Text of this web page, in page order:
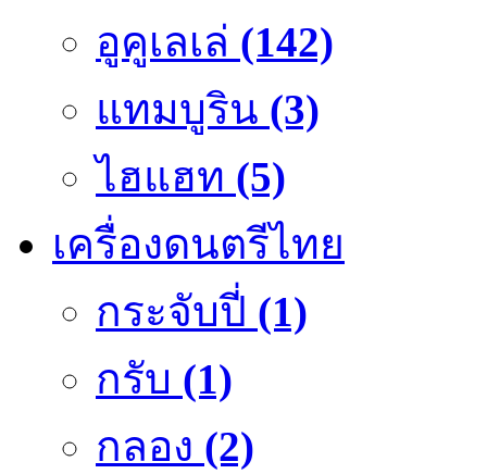
อูคูเลเล่ (142)
แทมบูริน (3)
ไฮแฮท (5)
เครื่องดนตรีไทย
กระจับปี่ (1)
กรับ (1)
กลอง (2)